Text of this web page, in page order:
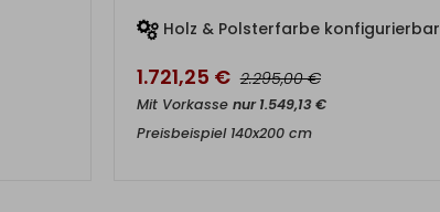
Holz & Polsterfarbe konfigurierbar
1.721,25 € 2.295,00€
Mit Vorkasse nur1.549,13€
Preisbeispiel 140x200 cm